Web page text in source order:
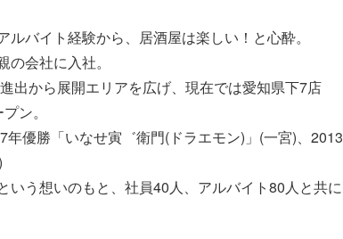
バイト経験から、居酒屋は楽しい！と心酔。
会社に入社。
出から展開エリアを広げ、現在では愛知県下7店
ン。
優勝「いなせ寅゛衛門(ドラエモン)」(一宮)、2013
いう想いのもと、社員40人、アルバイト80人と共に